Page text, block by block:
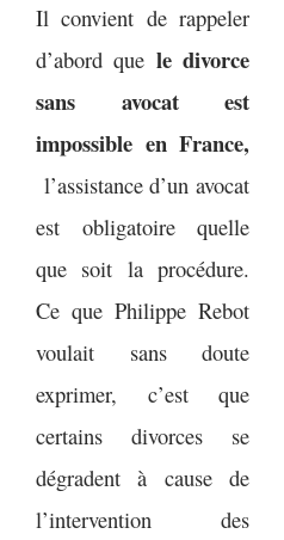
Il convient de rappeler
d’abord que le divorce
sans avocat est
impossible en France,
l’assistance d’un avocat
est obligatoire quelle
que soit la procédure.
Ce que Philippe Rebot
voulait sans doute
exprimer, c’est que
certains divorces se
dégradent à cause de
l’intervention des